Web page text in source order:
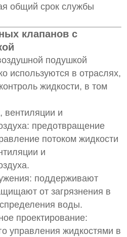
общий срок службы
клапанов с
подушкой
используются в отраслях,
жидкости, в том
вентиляции и
предотвращение
потоком жидкости
и
поддерживают
от загрязнения в
воды.
проектирование:
управления жидкостями в